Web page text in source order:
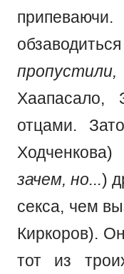
Хаапасало,
отцами.
зачем, но...)
секса, чем
Киркоров).
тот из